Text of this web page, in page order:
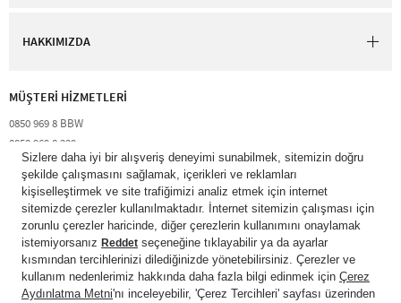
HAKKIMIZDA
MÜŞTERİ HİZMETLERİ​
0850 969 8 BBW​
0850 969 8 229​​
destek@bathandbodyworks.com.tr
Resmi tatiller hariç hafta içi 09:00 – 18:00 saatleri arası​
© 2026 Bath & Body Works Direct Inc. Shaya Mağazacılık A.Ş. Franchise
lisansı aracılığıyla işletilen ticari markasıdır. Her hakkı saklıdır.